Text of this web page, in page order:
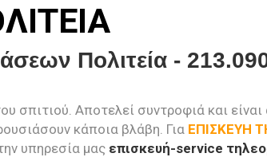
Πολιτεία -
Αποτελεί συντροφιά και είναι
κάποια βλάβη. Για ΕΠΙΣΚΕΥΗ
υπηρεσία μας επισκευή-service